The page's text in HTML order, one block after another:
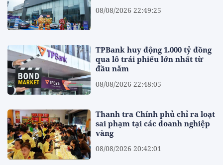
08/08/2026 22:49:25
TPBank huy động 1.000 tỷ đồng
qua lô trái phiếu lớn nhất từ
đầu năm
08/08/2026 22:48:05
Thanh tra Chính phủ chỉ ra loạt
sai phạm tại các doanh nghiệp
vàng
08/08/2026 20:42:01